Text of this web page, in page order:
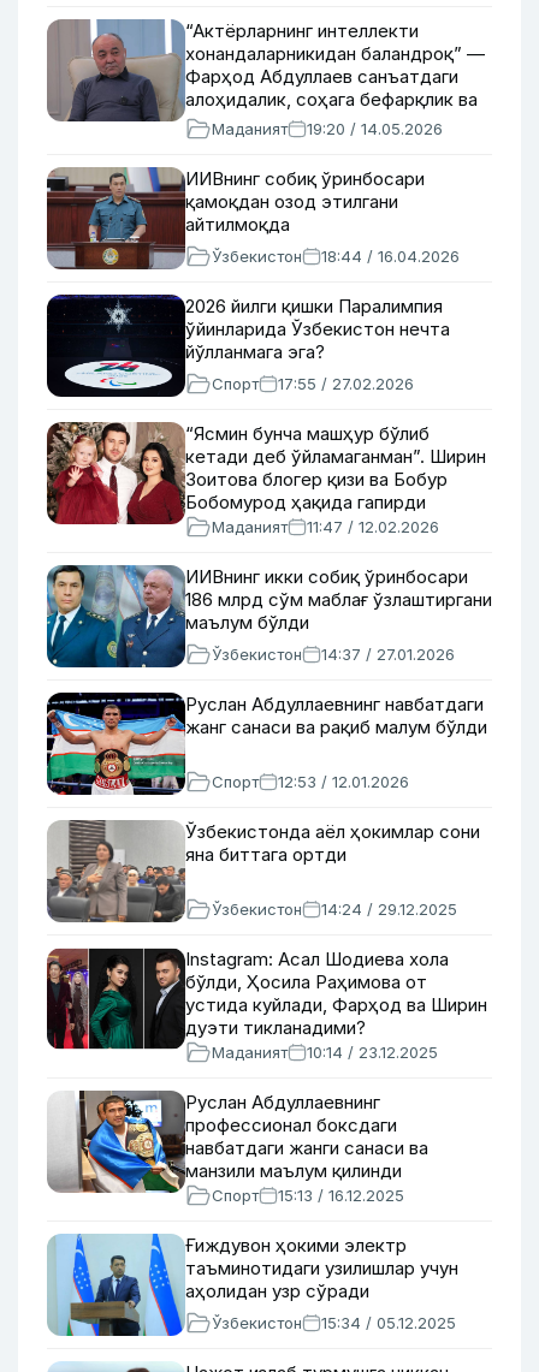
“Актёрларнинг интеллекти
хонандаларникидан баландроқ” —
Фарҳод Абдуллаев санъатдаги
алоҳидалик, соҳага бефарқлик ва
театрга “қўнғироқ” орқали келиб
қолганлар ҳақида
Маданият 19:20 / 14.05.2026
ИИВнинг собиқ ўринбосари
қамоқдан озод этилгани
айтилмоқда
Ўзбекистон 18:44 / 16.04.2026
2026 йилги қишки Паралимпия
ўйинларида Ўзбекистон нечта
йўлланмага эга?
Спорт 17:55 / 27.02.2026
“Ясмин бунча машҳур бўлиб
кетади деб ўйламаганман”. Ширин
Зоитова блогер қизи ва Бобур
Бобомурод ҳақида гапирди
Маданият 11:47 / 12.02.2026
ИИВнинг икки собиқ ўринбосари
186 млрд сўм маблағ ўзлаштиргани
маълум бўлди
Ўзбекистон 14:37 / 27.01.2026
Руслан Абдуллаевнинг навбатдаги
жанг санаси ва рақиб малум бўлди
Спорт 12:53 / 12.01.2026
Ўзбекистонда аёл ҳокимлар сони
яна биттага ортди
Ўзбекистон 14:24 / 29.12.2025
Instagram: Асал Шодиева хола
бўлди, Ҳосила Раҳимова от
устида куйлади, Фарҳод ва Ширин
дуэти тикланадими?
Маданият 10:14 / 23.12.2025
Руслан Абдуллаевнинг
профессионал боксдаги
навбатдаги жанги санаси ва
манзили маълум қилинди
Спорт 15:13 / 16.12.2025
Ғиждувон ҳокими электр
таъминотидаги узилишлар учун
аҳолидан узр сўради
Ўзбекистон 15:34 / 05.12.2025